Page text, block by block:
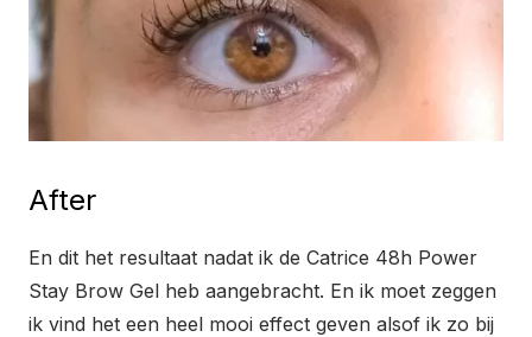
After
En dit het resultaat nadat ik de Catrice 48h Power
Stay Brow Gel heb aangebracht. En ik moet zeggen
ik vind het een heel mooi effect geven alsof ik zo bij